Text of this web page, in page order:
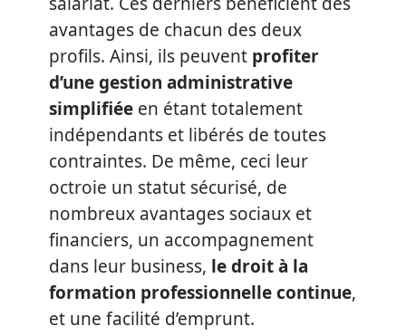
avantages de chacun des deux
profils. Ainsi, ils peuvent profiter
d’une gestion administrative
simplifiée en étant totalement
indépendants et libérés de toutes
contraintes. De même, ceci leur
octroie un statut sécurisé, de
nombreux avantages sociaux et
financiers, un accompagnement
dans leur business, le droit à la
formation professionnelle continue,
et une facilité d’emprunt.